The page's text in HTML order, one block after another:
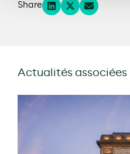
Share
Actualités associées